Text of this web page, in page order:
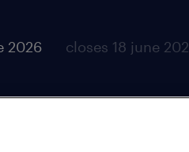
2026 closes 18 june